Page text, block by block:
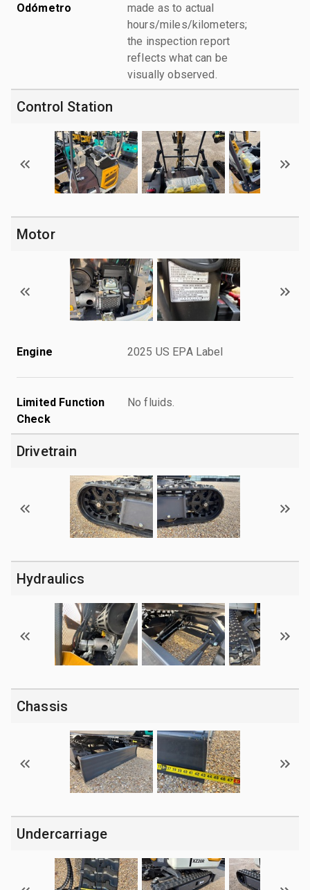
Odómetro
made as to actual
hours/miles/kilometers;
the inspection report
reflects what can be
visually observed.
Control Station
Motor
Engine 2025 US EPA Label
Limited Function
Check
No fluids.
Drivetrain
Hydraulics
Chassis
Undercarriage